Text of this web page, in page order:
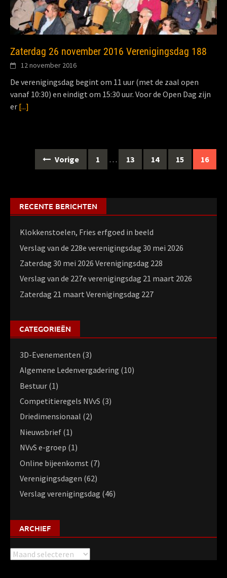
Zaterdag 26 november 2016 Verenigingsdag 188
12 november 2016
De verenigingsdag begint om 11 uur (met de zaal open
vanaf 10:30) en eindigt om 15:30 uur. Voor de Open Dag zijn
er [...]
Berichten
navigatie
Vorige 1 … 13 14 15 16
RECENTE BERICHTEN
Klokkenstoelen, Fries erfgoed in beeld
Verslag van de 228e verenigingsdag 30 mei 2026
Zaterdag 30 mei 2026 Verenigingsdag 228
Verslag van de 227e verenigingsdag 21 maart 2026
Zaterdag 21 maart Verenigingsdag 227
CATEGORIEËN
3D-Evenementen (3)
Algemene Ledenvergadering (10)
Bestuur (1)
Competitieregels NVvS (3)
Driedimensionaal (2)
Nieuwsbrief (1)
NVvS e-groep (1)
Online bijeenkomst (7)
Verenigingsdagen (62)
Verslag verenigingsdag (46)
ARCHIEF
Archief